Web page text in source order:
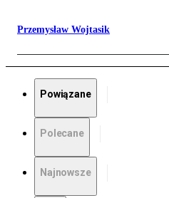
Przemysław Wojtasik
Powiązane
Polecane
Najnowsze